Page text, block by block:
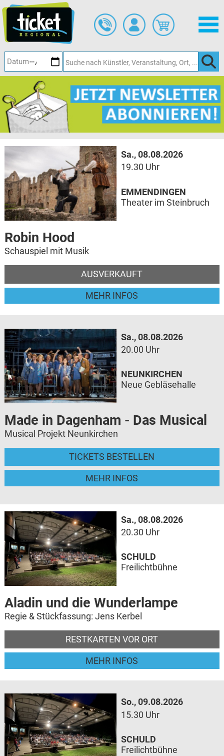
Hauptinhalt
springen
Sa., 08.08.2026
19.30 Uhr
Robin Hood
Schauspiel mit Musik
AUSVERKAUFT
MEHR INFOS
EMMENDINGEN
Theater im Steinbruch
Sa., 08.08.2026
20.00 Uhr
Made in Dagenham - Das Musical
Musical Projekt Neunkirchen
TICKETS BESTELLEN
MEHR INFOS
NEUNKIRCHEN
Neue Gebläsehalle
Sa., 08.08.2026
20.30 Uhr
Aladin und die Wunderlampe
Regie & Stückfassung: Jens Kerbel
RESTKARTEN VOR ORT
MEHR INFOS
SCHULD
Freilichtbühne
So., 09.08.2026
15.30 Uhr
SCHULD
Freilichtbühne